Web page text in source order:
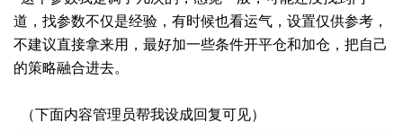
道，找参数不仅是经验，有时候也看运气，设置仅供参考，
不建议直接拿来用，最好加一些条件开平仓和加仓，把自己
的策略融合进去。
（下面内容管理员帮我设成回复可见）